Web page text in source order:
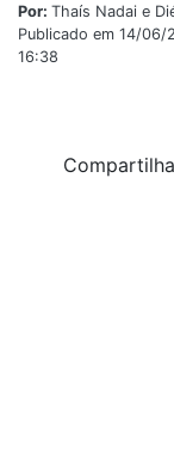
Por: Thaís Nadai e
Publicado em 14/
16:38